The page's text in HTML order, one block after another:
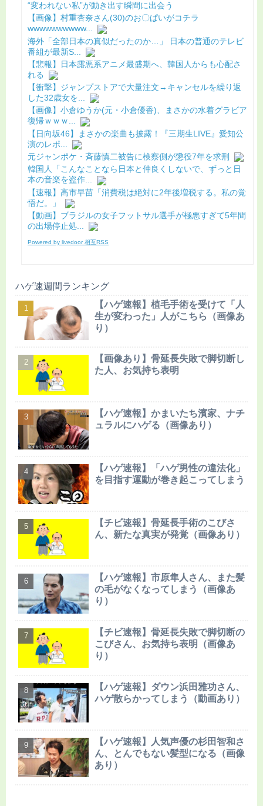
“変われない私”が動き出す瞬間に出会う
【画像】村重杏奈さん(30)のお〇ぱいがコチラ
wwwwwwwwww...
海外「全部日本の真似だったのか…」 日本の普通のテレビ
番組が最新S...
【悲報】日本露悪系アニメ最盛期へ、韓国人からも心配さ
れる
【衝撃】ジャンプストアで大量注文→キャンセルを繰り返
した32歳女を...
【画像】小倉ゆうか(元・小倉優香)、まさかの水着グラビア
復帰ｗｗｗ...
【日向坂46】まさかの楽曲も披露！『三期生LIVE』愛知公
演のレポ...
元ジャンポケ・斉藤慎二被告に検察側が懲役7年を求刑
韓国人「こんなことなら日本と仲良くしないで、ずっと日
本の音楽を盗作...
【速報】高市早苗「消費税は絶対に2年後増税する。私の覚
悟だ。」
【動画】ブラジルの女子フットサル選手が極悪すぎて5年間
の出場停止処...
Powered by livedoor 相互RSS
ハゲ速週間ランキング
【ハゲ速報】植毛手術を受けて「人
生が変わった」人がこちら（画像あ
り）
【画像あり】骨延長失敗で脚切断し
た人、お気持ち表明
【ハゲ速報】かまいたち濱家、ナチ
ュラルにハゲる（画像あり）
【ハゲ速報】「ハゲ男性の違法化」
を目指す運動が巻き起こってしまう
【チビ速報】骨延長手術のこびさ
ん、新たな真実が発覚（画像あり）
【ハゲ速報】市原隼人さん、また髪
の毛がなくなってしまう（画像あ
り）
【チビ速報】骨延長失敗で脚切断の
こびさん、お気持ち表明（画像あ
り）
【ハゲ速報】ダウン浜田雅功さん、
ハゲ散らかってしまう（動画あり）
【ハゲ速報】人気声優の杉田智和さ
ん、とんでもない髪型になる（画像
あり）